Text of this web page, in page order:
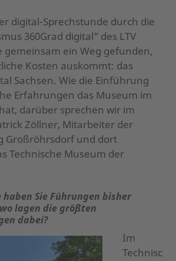
digital-Sprechstunde durch die
360Grad digital“ des LTV
gemeinsam ein Weg gefunden,
Kosten auskommt: das
Sachsen. Wie die Einführung
Erfahrungen das Museum im
darüber sprechen wir im
Zöllner, Mitarbeiter der
Großröhrsdorf und dort
Technische Museum der
Sie Führungen bisher
lagen die größten
dabei?
Im
Technisc